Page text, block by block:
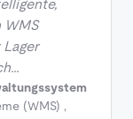
(WMS) ,